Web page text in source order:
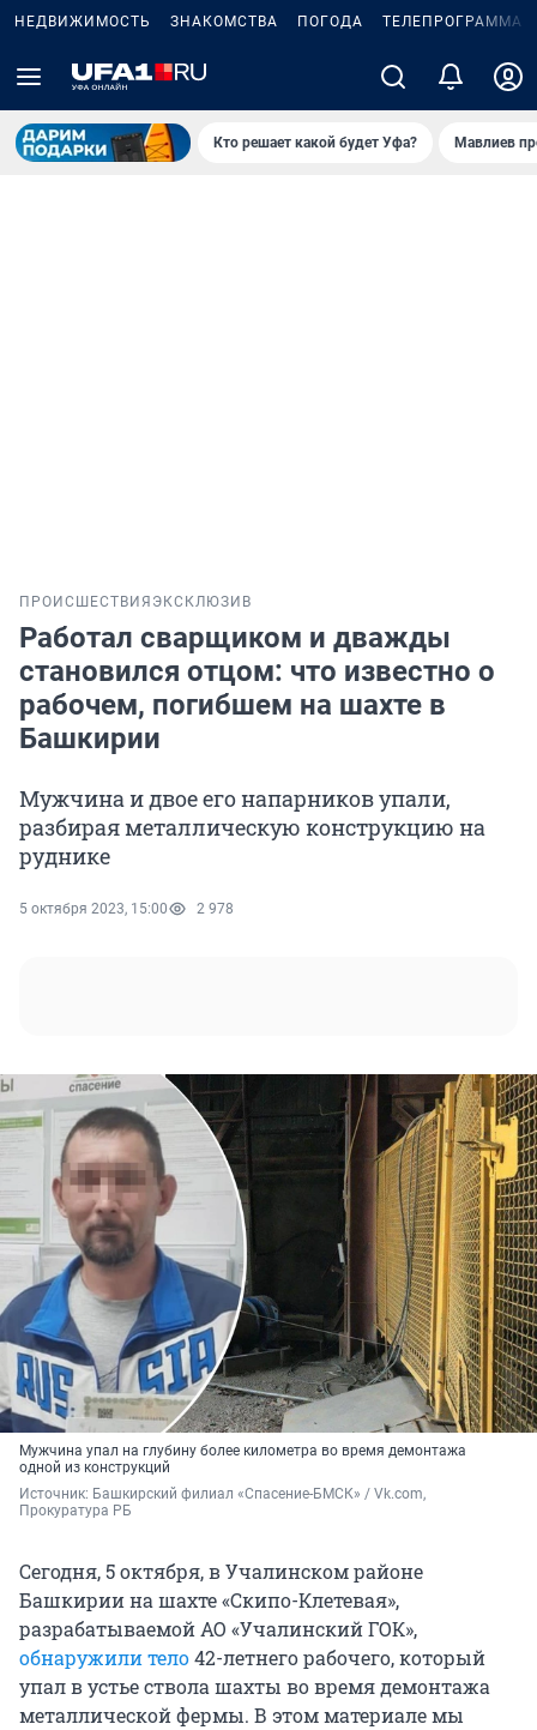
НЕДВИЖИМОСТЬ ЗНАКОМСТВА ПОГОДА ТЕЛЕПРОГРАММА
Кто решает какой будет Уфа? Мавлиев
ПРОИСШЕСТВИЯ ЭКСКЛЮЗИВ
Работал сварщиком и дважды
становился отцом: что известно о
рабочем, погибшем на шахте в
Башкирии
Мужчина и двое его напарников упали,
разбирая металлическую конструкцию на
руднике
5 октября 2023, 15:00 2 978
Мужчина упал на глубину более километра во время демонтажа
одной из конструкций
Источник: Башкирский филиал «Спасение-БМСК» / Vk.com,
Прокуратура РБ
Сегодня, 5 октября, в Учалинском районе
Башкирии на шахте «Скипо-Клетевая»,
разрабатываемой АО «Учалинский ГОК»,
обнаружили тело42-летнего рабочего, который
упал в устье ствола шахты во время демонтажа
металлической фермы. В этом материале мы